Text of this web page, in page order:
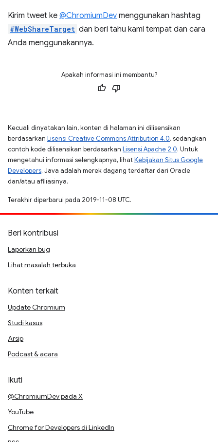
Kirim tweet ke @ChromiumDev menggunakan hashtag
#WebShareTarget dan beri tahu kami tempat dan cara
Anda menggunakannya.
Apakah informasi ini membantu?
Kecuali dinyatakan lain, konten di halaman ini dilisensikan
berdasarkan Lisensi Creative Commons Attribution 4.0, sedangkan
contoh kode dilisensikan berdasarkan Lisensi Apache 2.0. Untuk
mengetahui informasi selengkapnya, lihatKebijakan Situs Google
Developers. Java adalah merek dagang terdaftar dari Oracle
dan/atau afiliasinya.
Terakhir diperbarui pada 2019-11-08 UTC.
Beri kontribusi
Laporkan bug
Lihat masalah terbuka
Konten terkait
Update Chromium
Studi kasus
Arsip
Podcast & acara
Ikuti
@ChromiumDev pada X
YouTube
Chrome for Developers di LinkedIn